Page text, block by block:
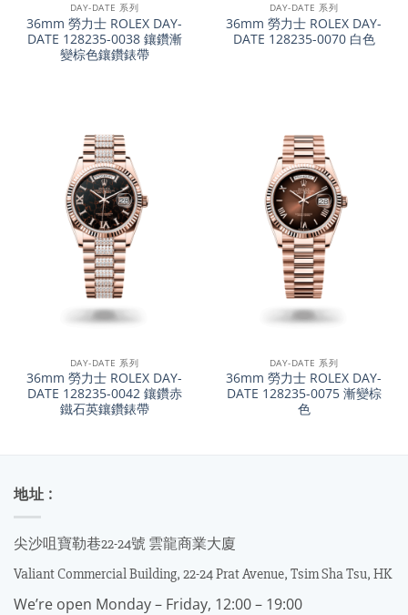
DAY-DATE 系列
36mm 勞力士 ROLEX DAY-
DATE 128235-0038 鑲鑽漸
變棕色鑲鑽錶帶
DAY-DATE 系列
36mm 勞力士 ROLEX DAY-
DATE 128235-0070 白色
DAY-DATE 系列
36mm 勞力士 ROLEX DAY-
DATE 128235-0042 鑲鑽赤
鐵石英鑲鑽錶帶
DAY-DATE 系列
36mm 勞力士 ROLEX DAY-
DATE 128235-0075 漸變棕
色
地址 :
尖沙咀寶勒巷22-24號 雲龍商業大廈
Valiant Commercial Building, 22-24 Prat Avenue, Tsim Sha Tsu, HK
We’re open Monday – Friday, 12:00 – 19:00